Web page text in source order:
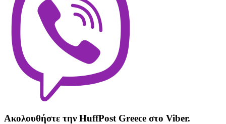
Ακολουθήστε την HuffPost Greece στο Viber.